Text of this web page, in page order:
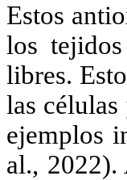
Estos
los
libres.
las
ejemplos
al., 2022).